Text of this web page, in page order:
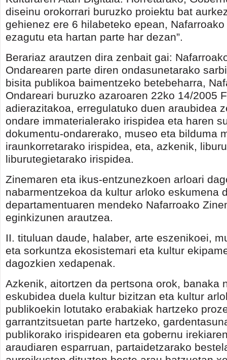
diseinu orokorrari buruzko proiektu bat
gehienez ere 6 hilabeteko epean,
ezagutu eta hartan parte har dezan”.
Berariaz arautzen dira zenbait gai:
Ondarearen parte diren ondasunetarako
bisita publikoa baimentzeko betebeharra,
Ondareari buruzko azaroaren 22ko 14/2005
adierazitakoa, erregulatuko duen araubidea
ondare immaterialerako irispidea eta haren
dokumentu-ondarerako, museo eta bilduma
iraunkorretarako irispidea, eta, azkenik,
liburutegietarako irispidea.
Zinemaren eta ikus-entzunezkoen arloari
nabarmentzekoa da kultur arloko eskumena
departamentuaren mendeko Nafarroako
eginkizunen arautzea.
II. tituluan daude, halaber, arte eszenikoei,
eta sorkuntza ekosistemari eta kultur
dagozkien xedapenak.
Azkenik, aitortzen da pertsona orok, banaka
eskubidea duela kultur bizitzan eta kultur
publikoekin lotutako erabakiak hartzeko
garrantzitsuetan parte hartzeko,
publikorako irispidearen eta gobernu
araudiaren esparruan, partaidetzarako